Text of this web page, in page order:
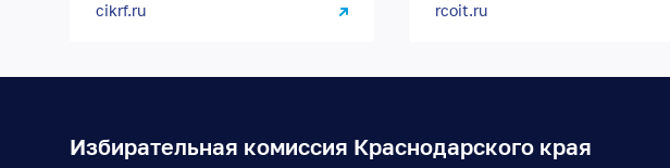
cikrf.ru rcoit.ru
Избирательная комиссия Краснодарского края